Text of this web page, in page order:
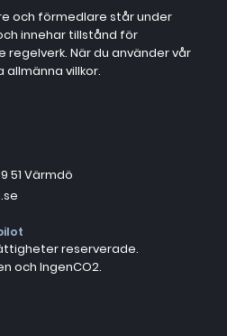
och förmedlare står under
innehar tillstånd för
När du använder vår
allmänna villkor.
51 Värmdö
reserverade.
och IngenCO2.